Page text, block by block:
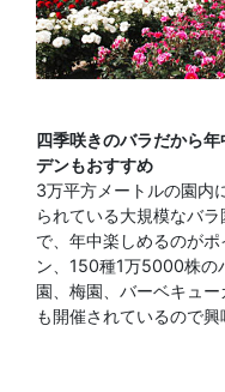
四季咲きのバラだから
デンもおすすめ
3万平方メートルの園内
られている大規模なバ
で、年中楽しめるのが
ン、150種1万5000株の
園、梅園、バーベキュ
も開催されているので興